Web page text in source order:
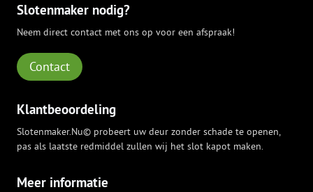
Slotenmaker nodig?
Neem direct contact met ons op voor een afspraak!
Contact
Klantbeoordeling
Slotenmaker.Nu© probeert uw deur zonder schade te openen,
pas als laatste redmiddel zullen wij het slot kapot maken.
Meer informatie